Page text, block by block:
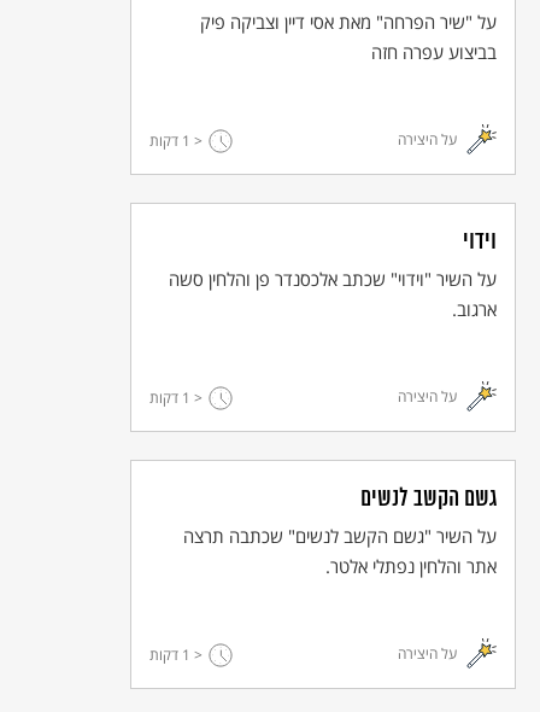
על "שיר הפרחה" מאת אסי דיין וצביקה פיק
בביצוע עפרה חזה
על היצירה < 1 דקות
וידוי
על השיר "וידוי" שכתב אלכסנדר פן והלחין סשה
ארגוב.
על היצירה < 1 דקות
גשם הקשב לנשים
על השיר "גשם הקשב לנשים" שכתבה תרצה
אתר והלחין נפתלי אלטר.
על היצירה < 1 דקות